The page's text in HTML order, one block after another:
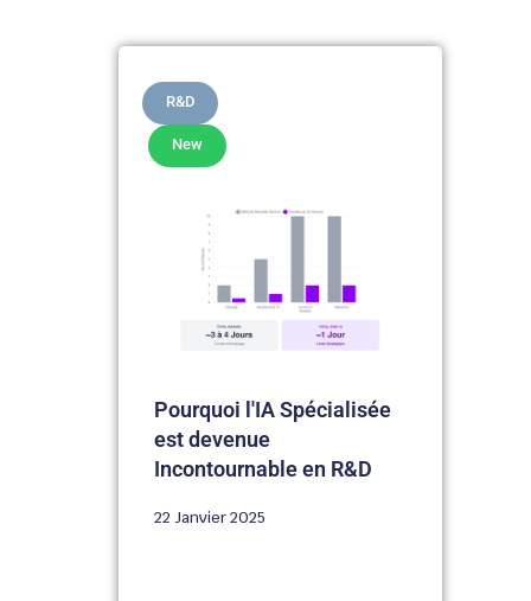
R&D
New
Pourquoi l'IA Spécialisée
est devenue
Incontournable en R&D
22 Janvier 2025